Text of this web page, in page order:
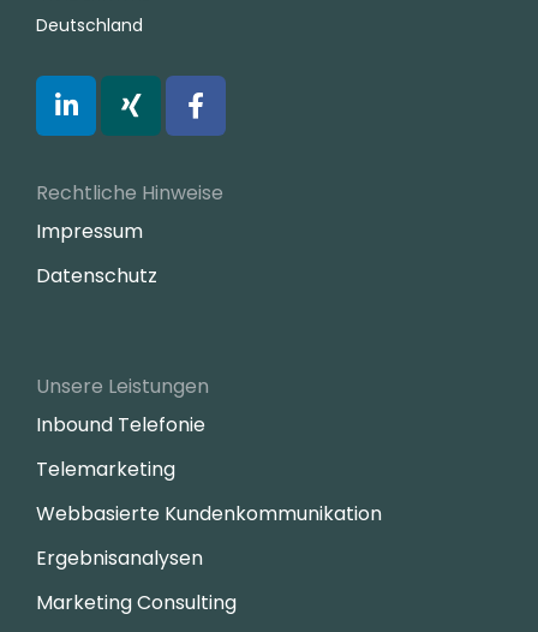
Deutschland
Rechtliche Hinweise
Impressum
Datenschutz
Unsere Leistungen
Inbound Telefonie
Telemarketing
Webbasierte Kundenkommunikation
Ergebnisanalysen
Marketing Consulting